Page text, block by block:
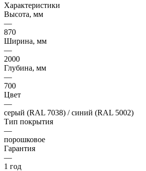
Характеристики
Высота, мм
—
870
Ширина, мм
—
2000
Глубина, мм
—
700
Цвет
—
серый (RAL 7038) / синий (RAL 5002)
Тип покрытия
—
порошковое
Гарантия
—
1 год